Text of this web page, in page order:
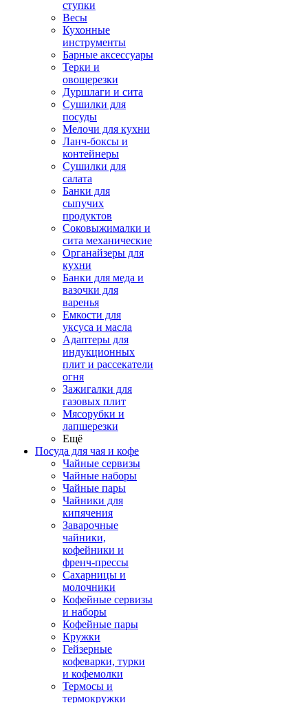
ступки
Весы
Кухонные
инструменты
Барные аксессуары
Терки и
овощерезки
Дуршлаги и сита
Сушилки для
посуды
Мелочи для кухни
Ланч-боксы и
контейнеры
Сушилки для
салата
Банки для
сыпучих
продуктов
Соковыжималки и
сита механические
Органайзеры для
кухни
Банки для меда и
вазочки для
варенья
Емкости для
уксуса и масла
Адаптеры для
индукционных
плит и рассекатели
огня
Зажигалки для
газовых плит
Мясорубки и
лапшерезки
Ещё
Посуда для чая и кофе
Чайные сервизы
Чайные наборы
Чайные пары
Чайники для
кипячения
Заварочные
чайники,
кофейники и
френч-прессы
Сахарницы и
молочники
Кофейные сервизы
и наборы
Кофейные пары
Кружки
Гейзерные
кофеварки, турки
и кофемолки
Термосы и
термокружки